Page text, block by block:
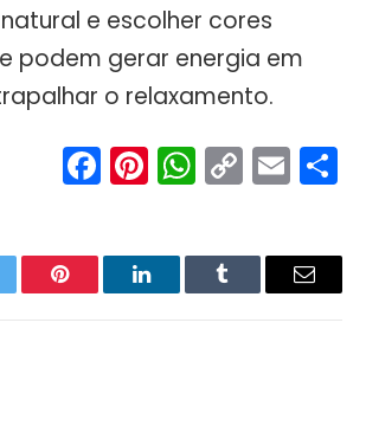
e escolher cores
podem gerar energia em
o relaxamento.
Facebook
Pinterest
Copy
Pinterest LinkedInTumblr Email